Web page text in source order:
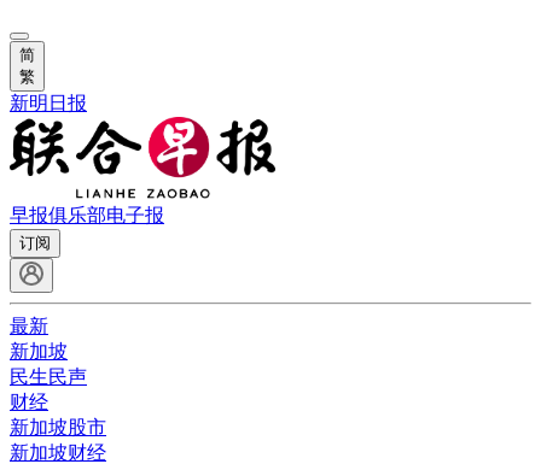
简
繁
新明日报
早报俱乐部电子报
订阅
最新
新加坡
民生民声
财经
新加坡股市
新加坡财经